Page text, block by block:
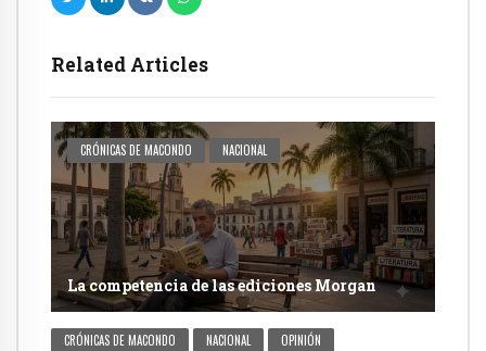
Related Articles
CRÓNICAS DE MACONDO NACIONAL
La competencia de las ediciones Morgan
CRÓNICAS DE MACONDO NACIONAL OPINIÓN